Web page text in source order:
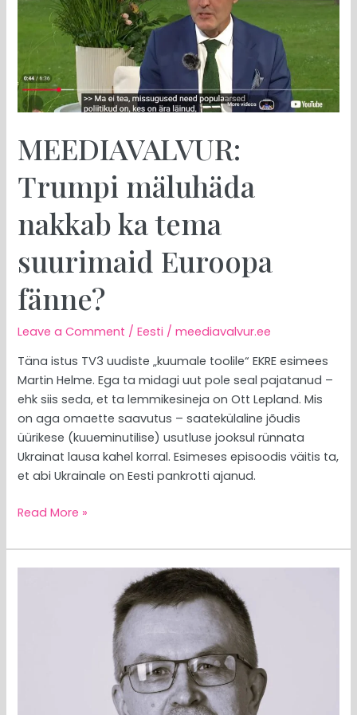
MEEDIAVALVUR:
Trumpi mäluhäda
nakkab ka tema
suurimaid Euroopa
fänne?
Leave a Comment /Eesti /meediavalvur.ee
Täna istus TV3 uudiste „kuumale toolile“ EKRE esimees
Martin Helme. Ega ta midagi uut pole seal pajatanud –
ehk siis seda, et ta lemmikesineja on Ott Lepland. Mis
on aga omaette saavutus – saatekülaline jõudis
üürikese (kuueminutilise) usutluse jooksul rünnata
Ukrainat lausa kahel korral. Esimeses episoodis väitis ta,
et abi Ukrainale on Eesti pankrotti ajanud.
suurimaid
Euroopa
fänne?
Read More »